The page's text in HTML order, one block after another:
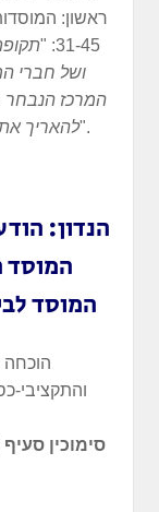
ראשון:
31-45: "
ושל חברי
המרכז הנבחר
להאריך".
הנדון:
המוסד
המוסד
הוכחה
והתקציבי-